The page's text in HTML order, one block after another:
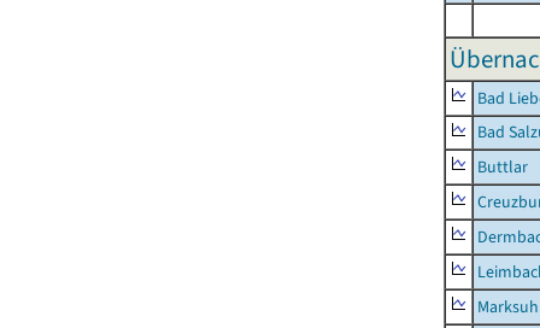
Bad
Bad
Buttlar